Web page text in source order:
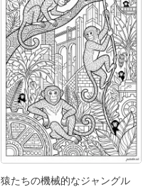
猿たちの機械的なジャングル